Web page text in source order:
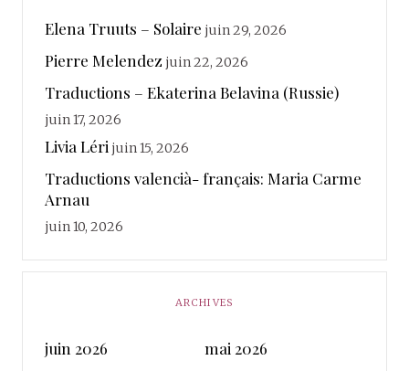
Elena Truuts – Solaire juin 29, 2026
Pierre Melendez juin 22, 2026
Traductions – Ekaterina Belavina (Russie)
juin 17, 2026
Livia Léri juin 15, 2026
Traductions valencià- français: Maria Carme
Arnau
juin 10, 2026
ARCHIVES
juin 2026
mai 2026